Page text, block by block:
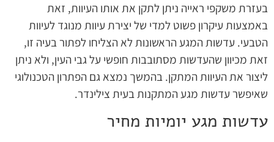
בעזרת משקפי ראייה ניתן לתקן את אותו העיוות, זאת
באמצעות עיקרון פשוט למדי של יצירת עיוות מנוגד לעיוות
הטבעי. עדשות המגע הראשונות לא הצליחו לפתור בעיה זו,
זאת מכיוון שהעדשות מסתובבות חופשי על גבי העין, ולא ניתן
ליצור את העיוות המתקן. בהמשך נמצא גם הפתרון הטכנולוגי
שאיפשר עדשות מגע המתקנות בעית צילינדר.
עדשות מגע יומיות מחיר